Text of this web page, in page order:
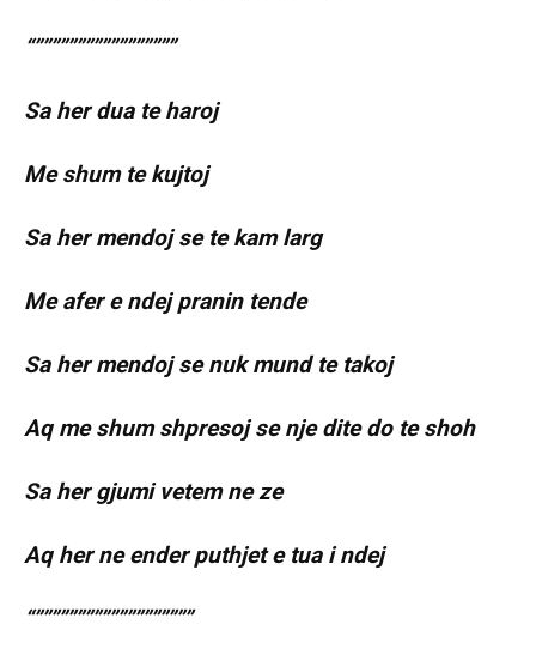
“”””””””””””””””””
Sa her dua te haroj
Me shum te kujtoj
Sa her mendoj se te kam larg
Me afer e ndej pranin tende
Sa her mendoj se nuk mund te takoj
Aq me shum shpresoj se nje dite do te shoh
Sa her gjumi vetem ne ze
Aq her ne ender puthjet e tua i ndej
“”””””””””””””””””””